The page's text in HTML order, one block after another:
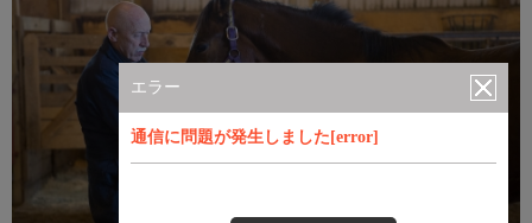
エラー
通信に問題が発生しました[error]